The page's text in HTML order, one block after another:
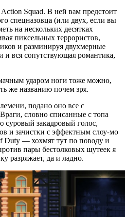
Squad. В ней вам предстоит
спецназовца (или двух, если вы
на нескольких десятках
пиксельных террористов,
и разминируя двухмерные
вся сопутствующая романтика,
ударом ноги тоже можно,
же названию почем зря.
подано оно все с
словно списанные с топа
суровый закадровый голос,
и зачистки с эффектным слоу-мо
Duty — хохмят тут по поводу и
пары бестолковых шутеек я
разряжает, да и ладно.